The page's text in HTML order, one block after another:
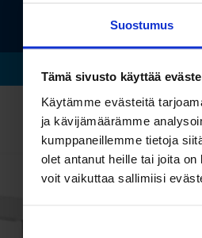
Suostumus
Tämä sivusto käyttää
Käytämme evästeitä
ja kävijämäärämme
kumppaneillemme tietoja
olet antanut heille tai joita
voit vaikuttaa sallimiisi